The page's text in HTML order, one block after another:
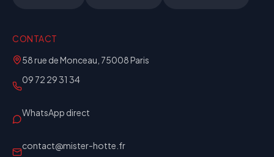
CONTACT
58 rue de Monceau, 75008 Paris
09 72 29 31 34
WhatsApp direct
contact@mister-hotte.fr